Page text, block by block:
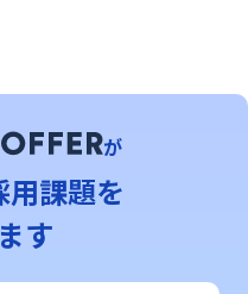
が
課題を
す